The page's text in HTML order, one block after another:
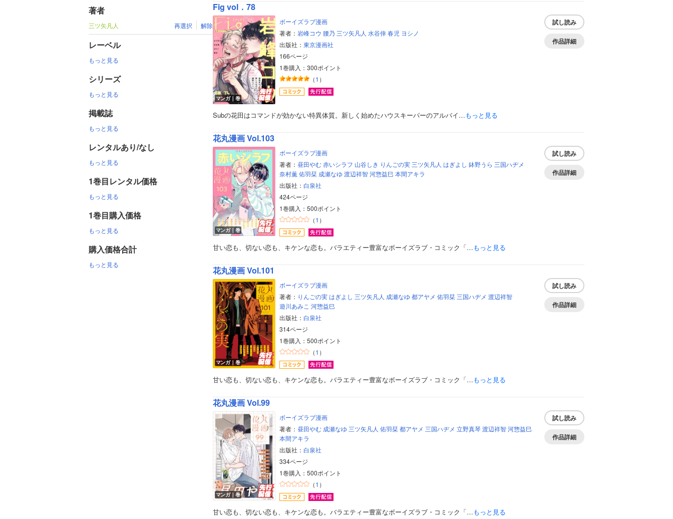
著者
三ツ矢凡人 再選択 解除
レーベル
もっと見る
シリーズ
もっと見る
掲載誌
もっと見る
レンタルあり/なし
もっと見る
1巻目レンタル価格
もっと見る
1巻目購入価格
もっと見る
購入価格合計
もっと見る
ボーイズラブ
ティーンズラブ
女性写真集
Fig vol．78
マンガ｜巻
ボーイズラブ漫画
著者： 岩峰コウ 腰乃 三ツ矢凡人 水谷倖 春児 ヨシノ
出版社： 東京漫画社
166ページ
1巻購入：300ポイント
（1 ）
試し読み
作品詳細
Subの花田はコマンドが効かない特異体質。新しく始めたハウスキーパーのアルバイ…もっと見る
花丸漫画 Vol.103
マンガ｜巻
ボーイズラブ漫画
著者： 昼田やむ 赤いシラフ 山谷しき りんごの実 三ツ矢凡人 はぎよし 鉢野うら 三国ハヂメ
奈村薫 佑羽栞 成瀬なゆ 渡辺祥智 河惣益巳 本間アキラ
出版社： 白泉社
424ページ
1巻購入：500ポイント
（1 ）
試し読み
作品詳細
甘い恋も、切ない恋も、キケンな恋も。バラエティー豊富なボーイズラブ・コミック「…もっと見る
花丸漫画 Vol.101
マンガ｜巻
ボーイズラブ漫画
著者： りんごの実 はぎよし 三ツ矢凡人 成瀬なゆ 都アヤメ 佑羽栞 三国ハヂメ 渡辺祥智
遊川あみこ 河惣益巳
出版社： 白泉社
314ページ
1巻購入：500ポイント
（1 ）
試し読み
作品詳細
甘い恋も、切ない恋も、キケンな恋も。バラエティー豊富なボーイズラブ・コミック「…もっと見る
花丸漫画 Vol.99
マンガ｜巻
ボーイズラブ漫画
著者： 昼田やむ 成瀬なゆ 三ツ矢凡人 佑羽栞 都アヤメ 三国ハヂメ 立野真琴 渡辺祥智 河惣益巳
本間アキラ
出版社： 白泉社
334ページ
1巻購入：500ポイント
（1 ）
試し読み
作品詳細
甘い恋も、切ない恋も、キケンな恋も。バラエティー豊富なボーイズラブ・コミック「…もっと見る